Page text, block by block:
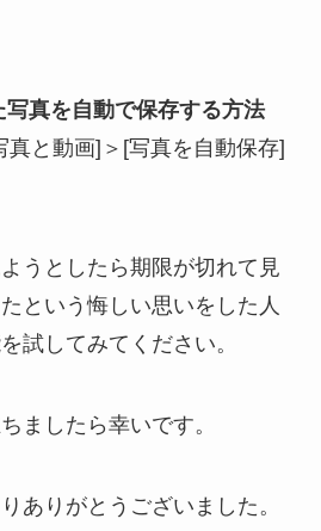
真を自動で保存する方法
真と動画]＞[写真を自動保存]
うとしたら期限が切れて見
という悔しい思いをした人
試してみてください。
ましたら幸いです。
ありがとうございました。